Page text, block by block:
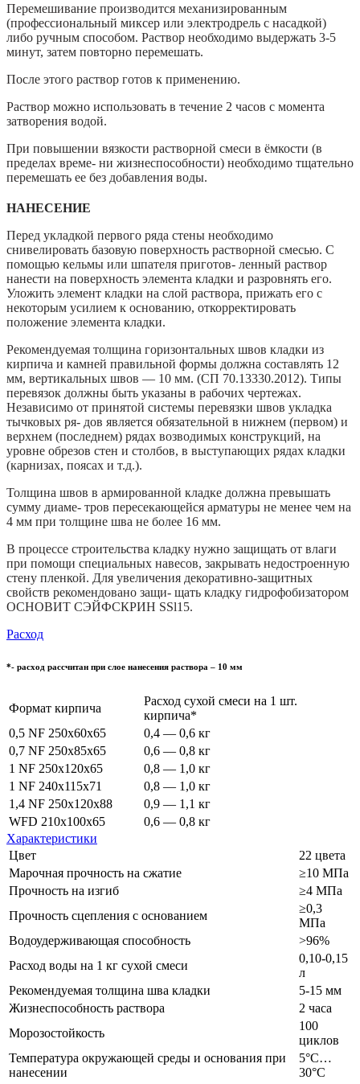
Перемешивание производится механизированным
(профессиональный миксер или электродрель с насадкой)
либо ручным способом. Раствор необходимо выдержать 3-5
минут, затем повторно перемешать.
После этого раствор готов к применению.
Раствор можно использовать в течение 2 часов с момента
затворения водой.
При повышении вязкости растворной смеси в ёмкости (в
пределах време- ни жизнеспособности) необходимо тщательно
перемешать ее без добавления воды.
НАНЕСЕНИЕ
Перед укладкой первого ряда стены необходимо
снивелировать базовую поверхность растворной смесью. С
помощью кельмы или шпателя приготов- ленный раствор
нанести на поверхность элемента кладки и разровнять его.
Уложить элемент кладки на слой раствора, прижать его с
некоторым усилием к основанию, откорректировать
положение элемента кладки.
Рекомендуемая толщина горизонтальных швов кладки из
кирпича и камней правильной формы должна составлять 12
мм, вертикальных швов — 10 мм. (СП 70.13330.2012). Типы
перевязок должны быть указаны в рабочих чертежах.
Независимо от принятой системы перевязки швов укладка
тычковых ря- дов является обязательной в нижнем (первом) и
верхнем (последнем) рядах возводимых конструкций, на
уровне обрезов стен и столбов, в выступающих рядах кладки
(карнизах, поясах и т.д.).
Толщина швов в армированной кладке должна превышать
сумму диаме- тров пересекающейся арматуры не менее чем на
4 мм при толщине шва не более 16 мм.
В процессе строительства кладку нужно защищать от влаги
при помощи специальных навесов, закрывать недостроенную
стену пленкой. Для увеличения декоративно-защитных
свойств рекомендовано защи- щать кладку гидрофобизатором
ОСНОВИТ СЭЙФСКРИН SSl15.
Расход
*- расход рассчитан при слое нанесения раствора – 10 мм
Формат кирпича
Расход сухой смеси на 1 шт.
кирпича*
0,5 NF 250x60x65
0,4 — 0,6 кг
0,7 NF 250x85x65
0,6 — 0,8 кг
1 NF 250x120x65
0,8 — 1,0 кг
1 NF 240x115x71
0,8 — 1,0 кг
1,4 NF 250x120x88
0,9 — 1,1 кг
WFD 210x100x65
0,6 — 0,8 кг
Характеристики
Цвет
22 цвета
Марочная прочность на сжатие
≥10 МПа
Прочность на изгиб
≥4 МПа
Прочность сцепления с основанием
≥0,3
МПа
Водоудерживающая способность
>96%
Расход воды на 1 кг сухой смеси
0,10-0,15
л
Рекомендуемая толщина шва кладки
5-15 мм
Жизнеспособность раствора
2 часа
Морозостойкость
100
циклов
Температура окружающей среды и основания при
нанесении
5°С…
30°С